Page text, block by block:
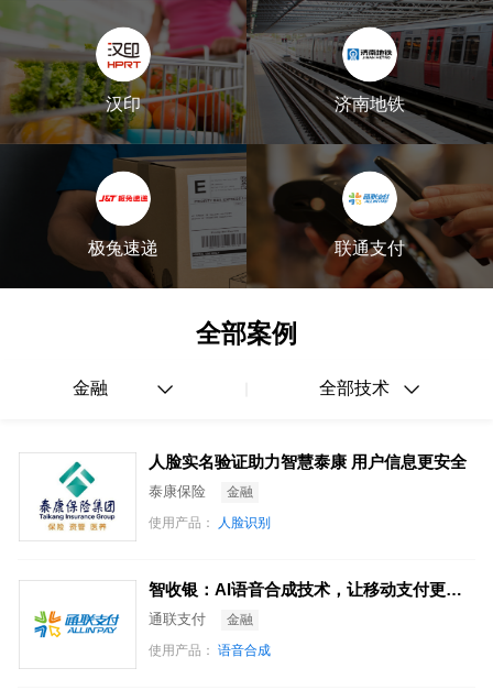
汉印 济南地铁
极兔速递 联通支付
全部案例
金融 全部技术
人脸实名验证助力智慧泰康 用户信息更安全
泰康保险
金融
使用产品：
人脸识别
智收银：AI语音合成技术，让移动支付更便捷
通联支付
金融
使用产品： 语音合成